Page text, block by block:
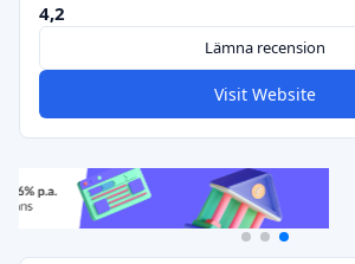
4,2
Lämna recension
Visit Website